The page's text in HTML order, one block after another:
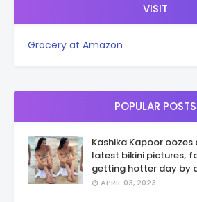
VISIT
Grocery at Amazon
POPULAR POSTS
Kashika Kapoor
latest bikini pictures;
getting hotter day by
APRIL 03, 2023